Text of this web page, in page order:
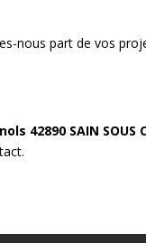
nous part de vos
42890 SAIN SOUS